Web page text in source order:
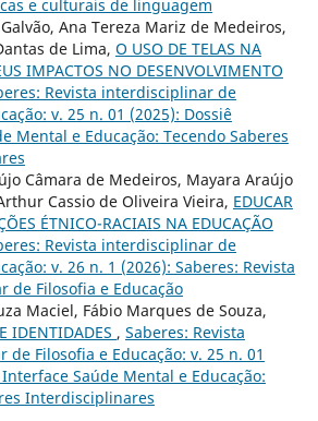
e culturais de linguagem
Ana Tereza Mariz de Medeiros,
de Lima, O USO DE TELAS NA
IMPACTOS NO DESENVOLVIMENTO
Revista interdisciplinar de
v. 25 n. 01 (2025): Dossiê
Mental e Educação: Tecendo Saberes
Câmara de Medeiros, Mayara Araújo
Cassio de Oliveira Vieira, EDUCAR
ÉTNICO-RACIAIS NA EDUCAÇÃO
Revista interdisciplinar de
v. 26 n. 1 (2026): Saberes: Revista
de Filosofia e Educação
Maciel, Fábio Marques de Souza,
IDENTIDADES , Saberes: Revista
Filosofia e Educação: v. 25 n. 01
Saúde Mental e Educação:
Interdisciplinares